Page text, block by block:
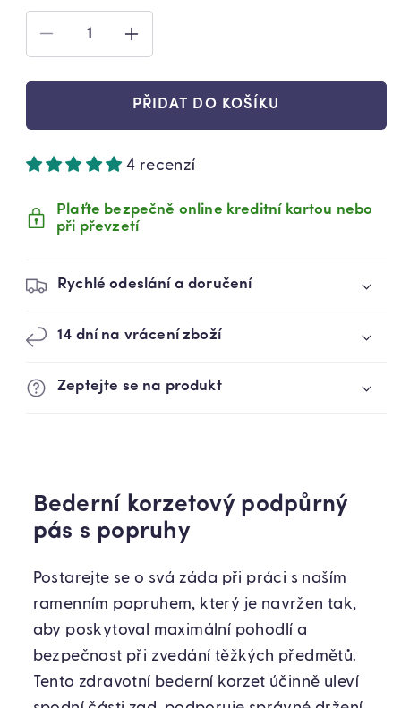
SNÍŽIT
MNOŽSTVÍ
PRODUKTU
UNIVERZÁLNÍ
ZVÝŠIT
MNOŽSTVÍ
PRODUKTU
PAS
BEDERNÍ
UNIVERZÁLNÍ
PŘIDAT DO KOŠÍKU
4 recenzí
Plaťte bezpečně online kreditní kartou nebo
při převzetí
Rychlé odeslání a doručení
14 dní na vrácení zboží
Zeptejte se na produkt
Bederní korzetový podpůrný
pás s popruhy
Postarejte se o svá záda při práci s naším
ramenním popruhem, který je navržen tak,
aby poskytoval maximální pohodlí a
bezpečnost při zvedání těžkých předmětů.
Tento zdravotní bederní korzet účinně uleví